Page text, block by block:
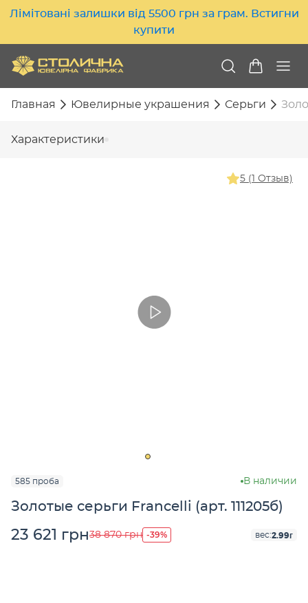
Лімітовані залишки від 5500 грн за грам. Встигни
купити
Главная Ювелирные украшения Серьги
Характеристики
5 (1 Отзыв)
585 проба В наличии
Золотые серьги Francelli (арт. 111205б)
23 621 грн38 870 грн -39% вес:2.99г